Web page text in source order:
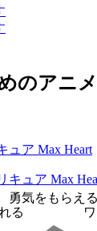
のアニメ
ュア Max Heart
勇気をもらえる
る